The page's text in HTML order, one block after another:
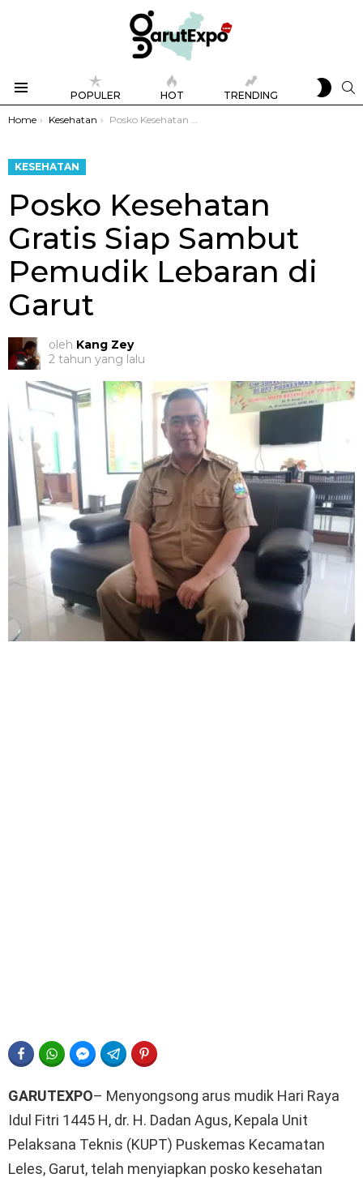
POPULER HOT TRENDING
SKIN
You are here:
Home Kesehatan Posko Kesehatan Gratis Siap Sambut Pemudik Lebaran di Garut
KESEHATAN
Posko Kesehatan
Gratis Siap Sambut
Pemudik Lebaran di
Garut
oleh Kang Zey
2 tahun yang lalu
FACEBOOKWHATSAPPFACEBOOK MESSENGER
TELEGRAM
GARUTEXPO– Menyongsong arus mudik Hari Raya
Idul Fitri 1445 H, dr. H. Dadan Agus, Kepala Unit
Pelaksana Teknis (KUPT) Puskemas Kecamatan
Leles, Garut, telah menyiapkan posko kesehatan